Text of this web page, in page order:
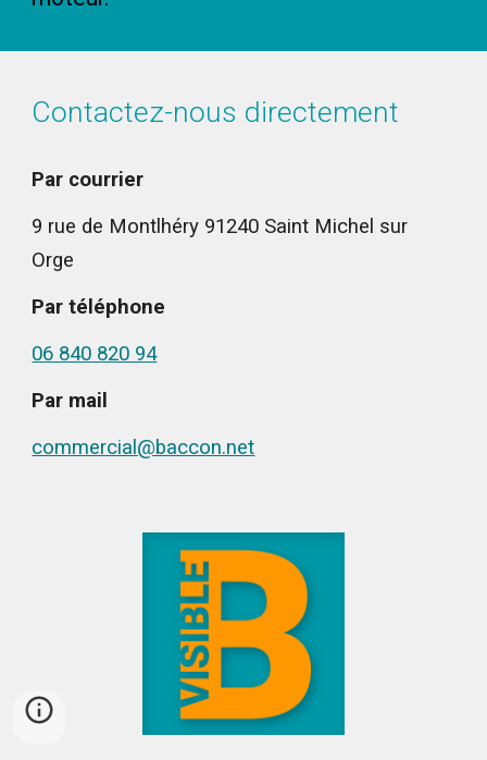
Contactez-nous directement
Par courrier
9 rue de Montlhéry 91240 Saint Michel sur
Orge
Par téléphone
06 840 820 94
Par mail
commercial@baccon.net